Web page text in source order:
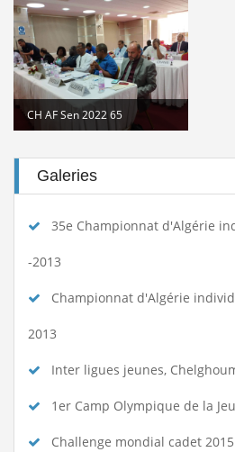
CH AF Sen 2022 65
Galeries
35e Championnat d'Algérie
-2013
Championnat d'Algérie
2013
Inter ligues jeunes,
1er Camp Olympique de la
Challenge mondial cadet 2015